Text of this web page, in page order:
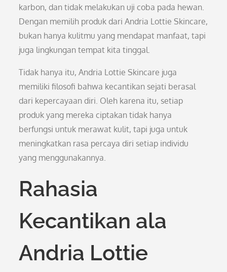
karbon, dan tidak melakukan uji coba pada hewan.
Dengan memilih produk dari Andria Lottie Skincare,
bukan hanya kulitmu yang mendapat manfaat, tapi
juga lingkungan tempat kita tinggal.
Tidak hanya itu, Andria Lottie Skincare juga
memiliki filosofi bahwa kecantikan sejati berasal
dari kepercayaan diri. Oleh karena itu, setiap
produk yang mereka ciptakan tidak hanya
berfungsi untuk merawat kulit, tapi juga untuk
meningkatkan rasa percaya diri setiap individu
yang menggunakannya.
Rahasia
Kecantikan ala
Andria Lottie